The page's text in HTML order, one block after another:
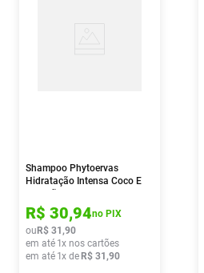
Shampoo Phytoervas
Hidratação Intensa Coco E
R$ 30,94no PIX
ou R$ 31 ,90
em até 1x nos cartões
em até 1x de R$ 31 ,90